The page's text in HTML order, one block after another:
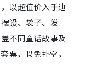
以超值价入手迪
设、袋子、发
不同童话故事及
票，以免扑空，